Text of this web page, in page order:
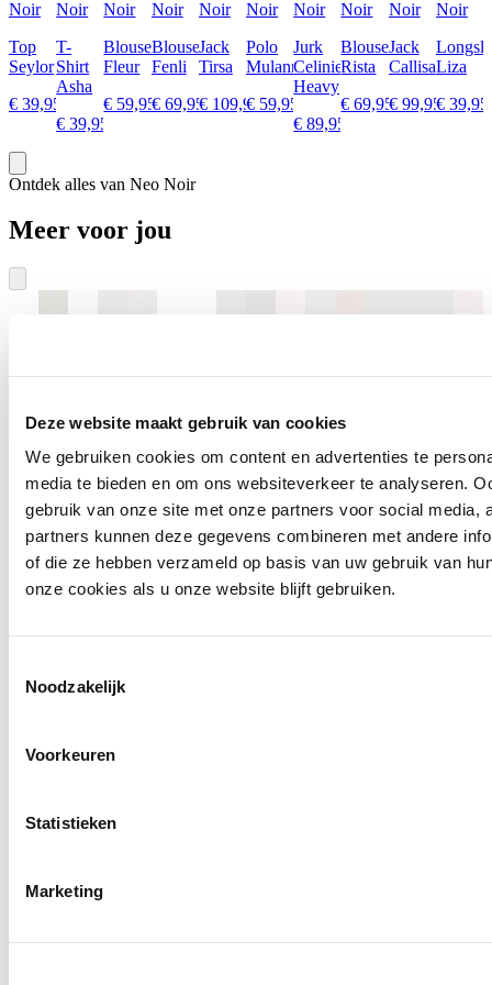
Deze website maakt gebruik van cookies
We gebruiken cookies om content en advertenties te
media te bieden en om ons websiteverkeer te analyseren.
gebruik van onze site met onze partners voor social media,
partners kunnen deze gegevens combineren met andere
of die ze hebben verzameld op basis van uw gebruik van
onze cookies als u onze website blijft gebruiken.
Noodzakelijk
Voorkeuren
Statistieken
Marketing
Noir
Top
Seylor
€ 39,95
Noir
T-
Shirt
Asha
€ 39,95
Noir
Blouse
Fleur
€ 59,95
Noir
Blouse
Fenli
€ 69,95
Noir
Jack
Tirsa
€ 109,95
Noir
Polo
Mulann
€ 59,95
Noir
Jurk
Celinie
Heavy
€ 89,95
Noir
Blouse
Rista
€ 69,95
Noir
Jack
Callisa
€ 99,95
Noir
Liza
€ 39,95
Ontdek alles van Neo Noir
Meer voor jou